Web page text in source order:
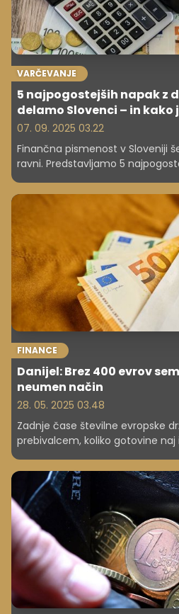
VARČEVANJE
5 najpogostejših napak z
delamo Slovenci – in
07. 09. 2025 03.22
Finančna pismenost v Sloveniji
ravni. Predstavljamo 5
impulzivnega nakupovanja do
kreditov. Preverite, kako se jim
FINANCE
Danijel: Brez 400 evrov
neumen način
28. 05. 2025 03.48
Zadnje čase številne evropske
prebivalcem, koliko gotovine
nje ne ostanete, tako kot je